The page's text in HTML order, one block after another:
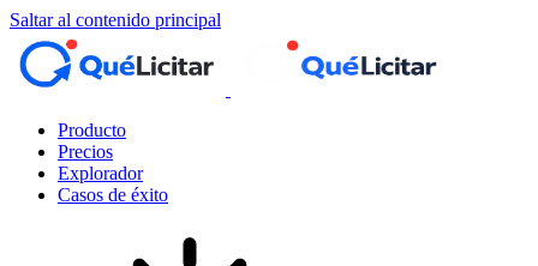
Saltar al contenido principal
Producto
Precios
Explorador
Casos de éxito